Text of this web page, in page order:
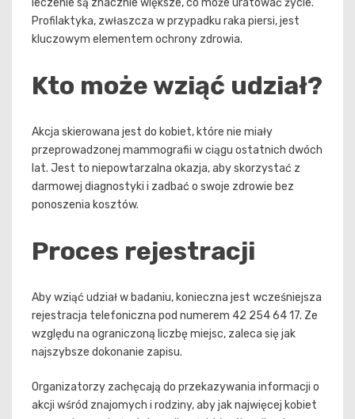
leczenie są znacznie większe, co może uratować życie.
Profilaktyka, zwłaszcza w przypadku raka piersi, jest
kluczowym elementem ochrony zdrowia.
Kto może wziąć udział?
Akcja skierowana jest do kobiet, które nie miały
przeprowadzonej mammografii w ciągu ostatnich dwóch
lat. Jest to niepowtarzalna okazja, aby skorzystać z
darmowej diagnostyki i zadbać o swoje zdrowie bez
ponoszenia kosztów.
Proces rejestracji
Aby wziąć udział w badaniu, konieczna jest wcześniejsza
rejestracja telefoniczna pod numerem 42 254 64 17. Ze
względu na ograniczoną liczbę miejsc, zaleca się jak
najszybsze dokonanie zapisu.
Organizatorzy zachęcają do przekazywania informacji o
akcji wśród znajomych i rodziny, aby jak najwięcej kobiet